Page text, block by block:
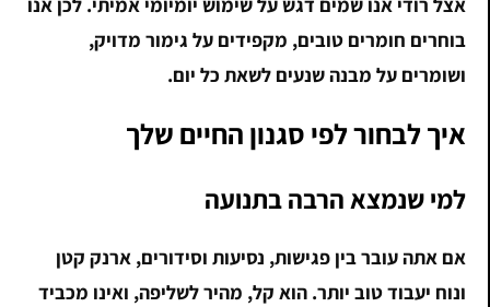
בוחרים חומרים טובים, מקפידים על גימור מדויק,
ושומרים על מבנה שנעים לשאת כל יום.
איך לבחור לפי סגנון החיים שלך
למי שנמצא הרבה בתנועה
אם אתה עובר בין פגישות, נסיעות וסידורים, ארנק קטן
ונוח יעבוד טוב יותר. הוא קל, מהיר לשליפה, ואינו מכביד